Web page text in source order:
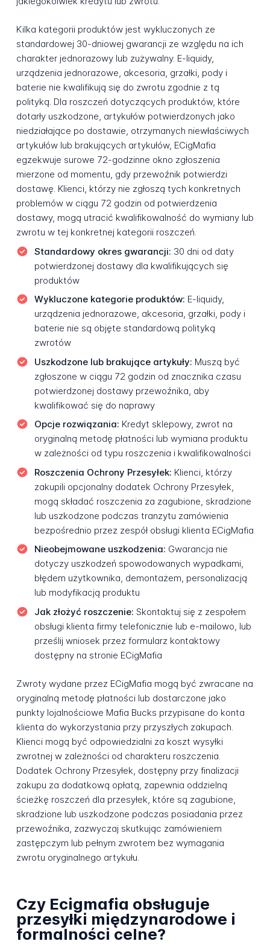
Kilka kategorii produktów jest wykluczonych ze
standardowej 30-dniowej gwarancji ze względu na ich
charakter jednorazowy lub zużywalny. E-liquidy,
urządzenia jednorazowe, akcesoria, grzałki, pody i
baterie nie kwalifikują się do zwrotu zgodnie z tą
polityką. Dla roszczeń dotyczących produktów, które
dotarły uszkodzone, artykułów potwierdzonych jako
niedziałające po dostawie, otrzymanych niewłaściwych
artykułów lub brakujących artykułów, ECigMafia
egzekwuje surowe 72-godzinne okno zgłoszenia
mierzone od momentu, gdy przewoźnik potwierdzi
dostawę. Klienci, którzy nie zgłoszą tych konkretnych
problemów w ciągu 72 godzin od potwierdzenia
dostawy, mogą utracić kwalifikowalność do wymiany lub
zwrotu w tej konkretnej kategorii roszczeń.
Standardowy okres gwarancji: 30 dni od daty
potwierdzonej dostawy dla kwalifikujących się
produktów
Wykluczone kategorie produktów: E-liquidy,
urządzenia jednorazowe, akcesoria, grzałki, pody i
baterie nie są objęte standardową polityką
zwrotów
Uszkodzone lub brakujące artykuły: Muszą być
zgłoszone w ciągu 72 godzin od znacznika czasu
potwierdzonej dostawy przewoźnika, aby
kwalifikować się do naprawy
Opcje rozwiązania: Kredyt sklepowy, zwrot na
oryginalną metodę płatności lub wymiana produktu
w zależności od typu roszczenia i kwalifikowalności
Roszczenia Ochrony Przesyłek: Klienci, którzy
zakupili opcjonalny dodatek Ochrony Przesyłek,
mogą składać roszczenia za zagubione, skradzione
lub uszkodzone podczas tranzytu zamówienia
bezpośrednio przez zespół obsługi klienta ECigMafia
Nieobejmowane uszkodzenia: Gwarancja nie
dotyczy uszkodzeń spowodowanych wypadkami,
błędem użytkownika, demontażem, personalizacją
lub modyfikacją produktu
Jak złożyć roszczenie: Skontaktuj się z zespołem
obsługi klienta firmy telefonicznie lub e-mailowo, lub
prześlij wniosek przez formularz kontaktowy
dostępny na stronie ECigMafia
Zwroty wydane przez ECigMafia mogą być zwracane na
oryginalną metodę płatności lub dostarczone jako
punkty lojalnościowe Mafia Bucks przypisane do konta
klienta do wykorzystania przy przyszłych zakupach.
Klienci mogą być odpowiedzialni za koszt wysyłki
zwrotnej w zależności od charakteru roszczenia.
Dodatek Ochrony Przesyłek, dostępny przy finalizacji
zakupu za dodatkową opłatą, zapewnia oddzielną
ścieżkę roszczeń dla przesyłek, które są zagubione,
skradzione lub uszkodzone podczas posiadania przez
przewoźnika, zazwyczaj skutkując zamówieniem
zastępczym lub pełnym zwrotem bez wymagania
zwrotu oryginalnego artykułu.
Czy Ecigmafia obsługuje
przesyłki międzynarodowe i
formalności celne?